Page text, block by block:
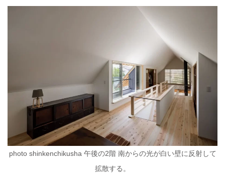
photo shinkenchikusha 午後の2階 南からの光が白い壁に反射して
拡散する。